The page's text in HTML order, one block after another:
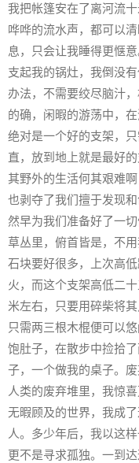
我把帐篷安在了离河流
哗哗的流水声，都可以
息，只会让我睡得更惬
支起我的锅灶，我倒没
办法，不需要绞尽脑汁
的确，闲暇的游荡中，
绝对是一个好的支架，
直，放到地上就是最好
其野外的生活何其艰难
也剥夺了我们擅于发现
然早为我们准备好了一
草丛里，俯首皆是，不
石块要好很多，上次高
火，而这个支架高低二
米左右，只要用碎柴将
只需两三根木棍便可以
饱肚子，在散步中捡拾
子，一个做我的桌子。
人类的废弃堆里，我惊
无暇顾及的世界，我成
人。多少年后，我以这
更不是寻求孤独。一到